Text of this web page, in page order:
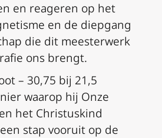
en reageren op het
en de diepgang
die dit meesterwerk
ons brengt.
– 30,75 bij 21,5
waarop hij Onze
het Christuskind
stap vooruit op de